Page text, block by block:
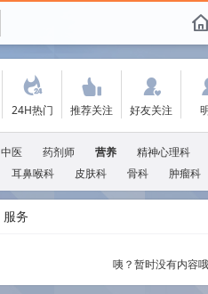
.
24H热门
'
推荐关注
:
好友关注
中医 药剂师 营养
精神心理科
耳鼻喉科 皮肤科 骨科 肿瘤科
服务
咦？暂时没有内容